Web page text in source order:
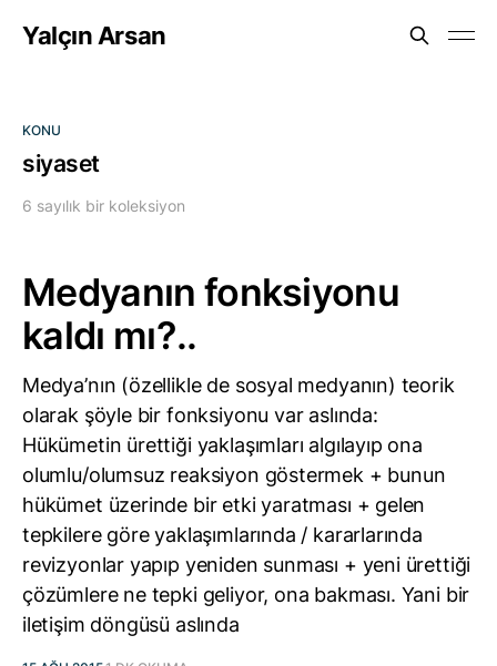
Yalçın Arsan
KONU
siyaset
6 sayılık bir koleksiyon
Medyanın fonksiyonu
kaldı mı?..
Medya’nın (özellikle de sosyal medyanın) teorik
olarak şöyle bir fonksiyonu var aslında:
Hükümetin ürettiği yaklaşımları algılayıp ona
olumlu/olumsuz reaksiyon göstermek + bunun
hükümet üzerinde bir etki yaratması + gelen
tepkilere göre yaklaşımlarında / kararlarında
revizyonlar yapıp yeniden sunması + yeni ürettiği
çözümlere ne tepki geliyor, ona bakması. Yani bir
iletişim döngüsü aslında